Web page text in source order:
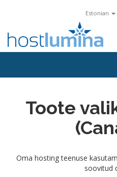
Estonian
Toote
Oma hosting teenuse
soovitud